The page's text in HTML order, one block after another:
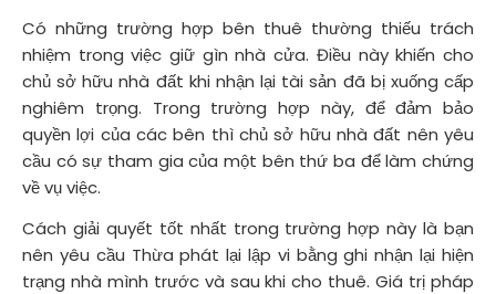
Có những trường hợp bên thuê thường thiếu trách
nhiệm trong việc giữ gìn nhà cửa. Điều này khiến cho
chủ sở hữu nhà đất khi nhận lại tài sản đã bị xuống cấp
nghiêm trọng. Trong trường hợp này, để đảm bảo
quyền lợi của các bên thì chủ sở hữu nhà đất nên yêu
cầu có sự tham gia của một bên thứ ba để làm chứng
về vụ việc.
Cách giải quyết tốt nhất trong trường hợp này là bạn
nên yêu cầu Thừa phát lại lập vi bằng ghi nhận lại hiện
trạng nhà mình trước và sau khi cho thuê. Giá trị pháp